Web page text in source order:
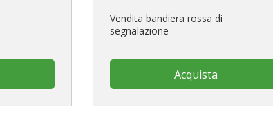
Vendita bandiera rossa di
segnalazione
Acquista